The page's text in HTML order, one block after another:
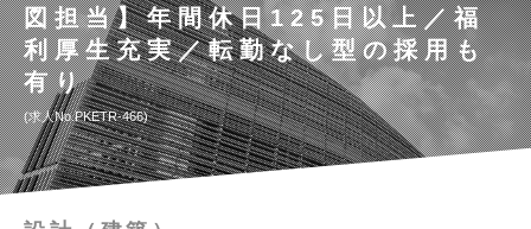
図担当】年間休日125日以上／福
利厚生充実／転勤なし型の採用も
有り
求人No.PKETR-466